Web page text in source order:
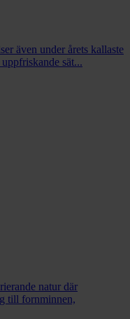
även under årets kallaste
sät...
natur där
till fornminnen,